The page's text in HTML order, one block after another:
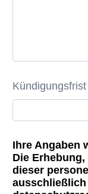
Ihre Angaben
Die
dieser
ausschließlich